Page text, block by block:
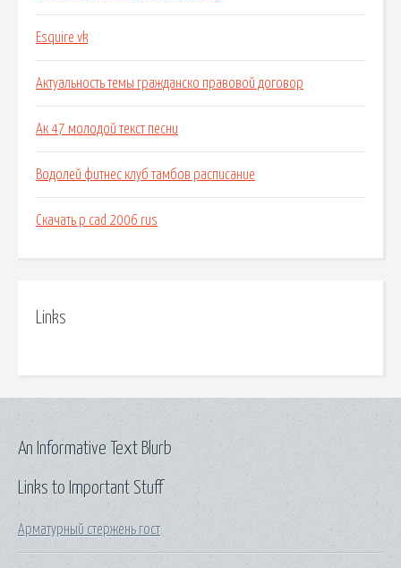
Esquire vk
Актуальность темы гражданско правовой договор
Ак 47 молодой текст песни
Водолей фитнес клуб тамбов расписание
Скачать p cad 2006 rus
Links
Links to Important Stuff
Арматурный стержень гост
An Informative Text Blurb